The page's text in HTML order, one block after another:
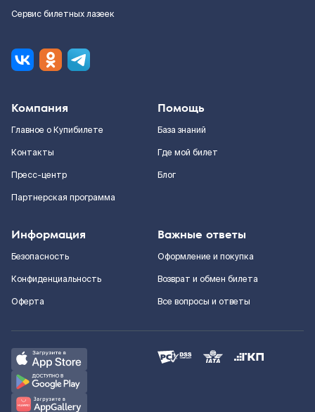
Сервис билетных лазеек
Компания
Главное о Купибилете
Контакты
Пресс-центр
Партнерская программа
Помощь
База знаний
Где мой билет
Блог
Информация
Безопасность
Конфиденциальность
Оферта
Важные ответы
Оформление и покупка
Возврат и обмен билета
Все вопросы и ответы